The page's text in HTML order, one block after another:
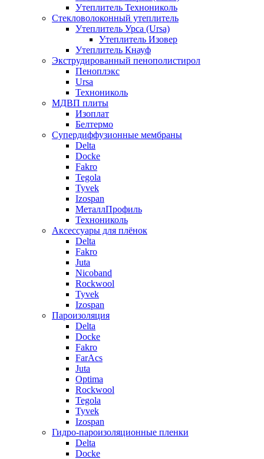
Утеплитель Технониколь
Стекловолоконный утеплитель
Утеплитель Урса (Ursa)
Утеплитель Изовер
Утеплитель Кнауф
Экструдированный пенополистирол
Пеноплэкс
Ursa
Технониколь
МДВП плиты
Изоплат
Белтермо
Супердиффузионные мембраны
Delta
Docke
Fakro
Tegola
Tyvek
Izospan
МеталлПрофиль
Технониколь
Аксессуары для плёнок
Delta
Fakro
Juta
Nicoband
Rockwool
Tyvek
Izospan
Пароизоляция
Delta
Docke
Fakro
FarAcs
Juta
Optima
Rockwool
Tegola
Tyvek
Izospan
Гидро-пароизоляционные пленки
Delta
Docke